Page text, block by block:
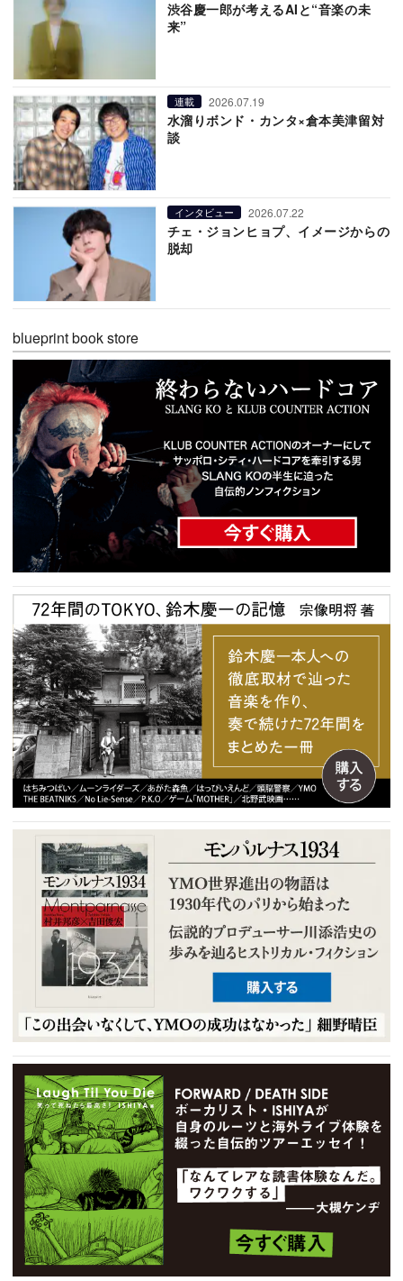
渋谷慶一郎が考えるAIと“音楽の未
来”
連載 2026.07.19
水溜りボンド・カンタ×倉本美津留対
談
インタビュー 2026.07.22
チェ・ジョンヒョプ、イメージからの
脱却
blueprint book store